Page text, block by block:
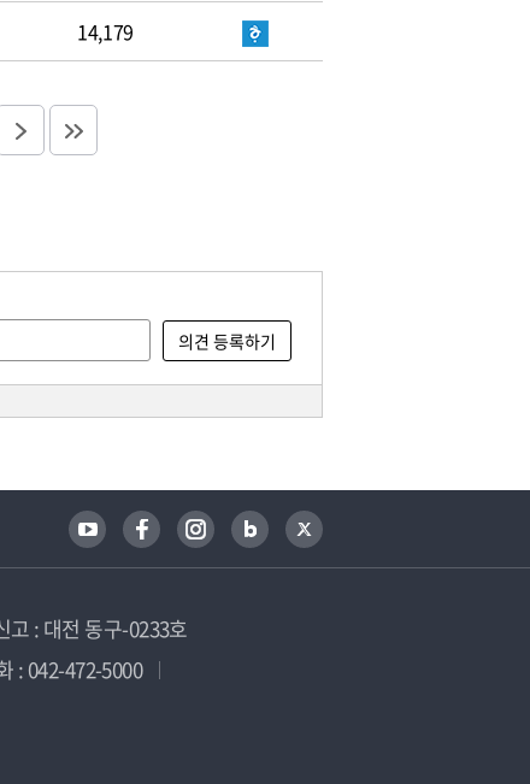
14,179
고 : 대전 동구-0233호
: 042-472-5000